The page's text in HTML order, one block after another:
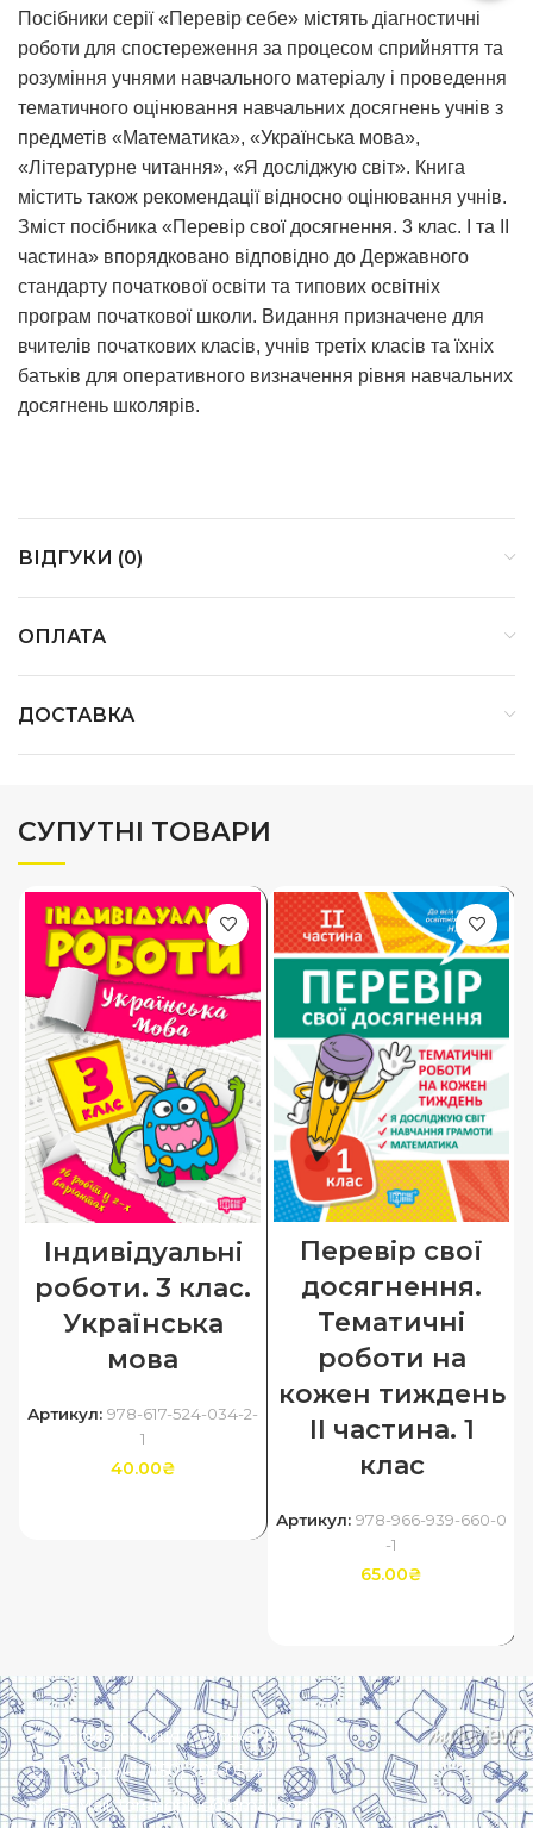
Посібники серії «Перевір себе» містять діагностичні
роботи для спостереження за процесом сприйняття та
розуміння учнями навчального матеріалу і проведення
тематичного оцінювання навчальних досягнень учнів з
предметів «Математика», «Українська мова»,
«Літературне читання», «Я досліджую світ». Книга
містить також рекомендації відносно оцінювання учнів.
Зміст посібника «Перевір свої досягнення. 3 клас. I та II
частина» впорядковано відповідно до Державного
стандарту початкової освіти та типових освітніх
програм початкової школи. Видання призначене для
вчителів початкових класів, учнів третіх класів та їхніх
батьків для оперативного визначення рівня навчальних
досягнень школярів.
ВІДГУКИ (0)
ОПЛАТА
ДОСТАВКА
СУПУТНІ ТОВАРИ
Індивідуальні
роботи. 3 клас.
Українська
мова
Артикул: 978-617-524-034-2-
1
40.00₴
Перевір свої
досягнення.
Тематичні
роботи на
кожен тиждень
ІІ частина. 1
клас
Артикул: 978-966-939-660-0
-1
65.00₴
Харків, вулиця Сумська, 13
Телефон: (050) 305-05-41
E-Mail: torsingplus@gmail.com